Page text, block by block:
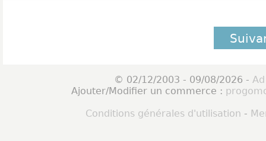
© 02/12/2003 - 09/08/2026 -
Ajouter/Modifier un commerce :
Conditions générales d'utilisation -